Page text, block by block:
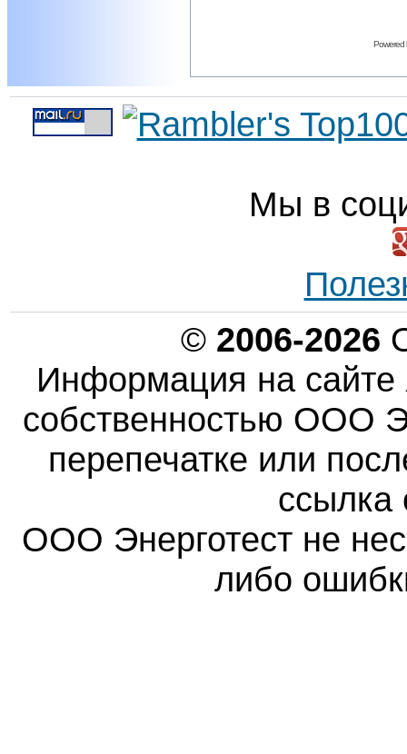
Powered
Мы в
© 2006-2026
Информация на сайте
собственностью ООО
перепечатке или
ссылка
ООО Энерготест не
либо